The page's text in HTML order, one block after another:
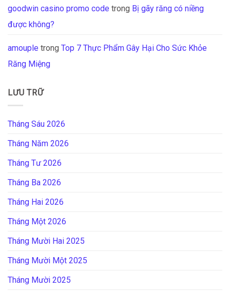
goodwin casino promo code trong Bị gãy răng có niềng
được không?
amouple trong Top 7 Thực Phẩm Gây Hại Cho Sức Khỏe
Răng Miệng
LƯU TRỮ
Tháng Sáu 2026
Tháng Năm 2026
Tháng Tư 2026
Tháng Ba 2026
Tháng Hai 2026
Tháng Một 2026
Tháng Mười Hai 2025
Tháng Mười Một 2025
Tháng Mười 2025